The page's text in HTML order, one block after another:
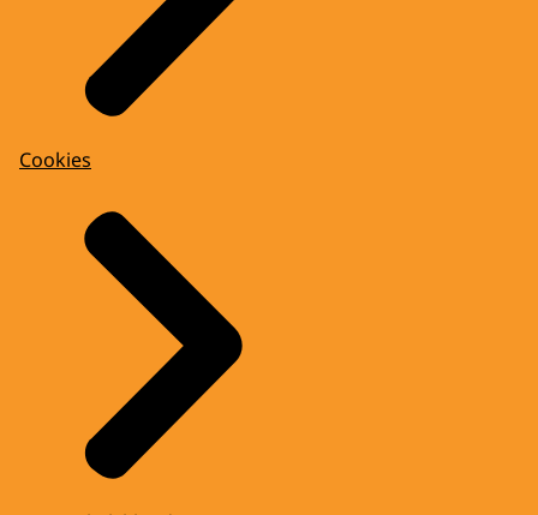
Cookies